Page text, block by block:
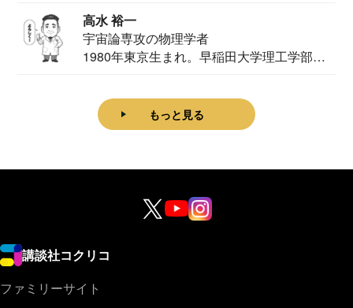
高水 裕一
宇宙論専攻の物理学者
1980年東京生まれ。早稲田大学理工学部物
もっと見る
講談社コクリコ
ファミリーサイト